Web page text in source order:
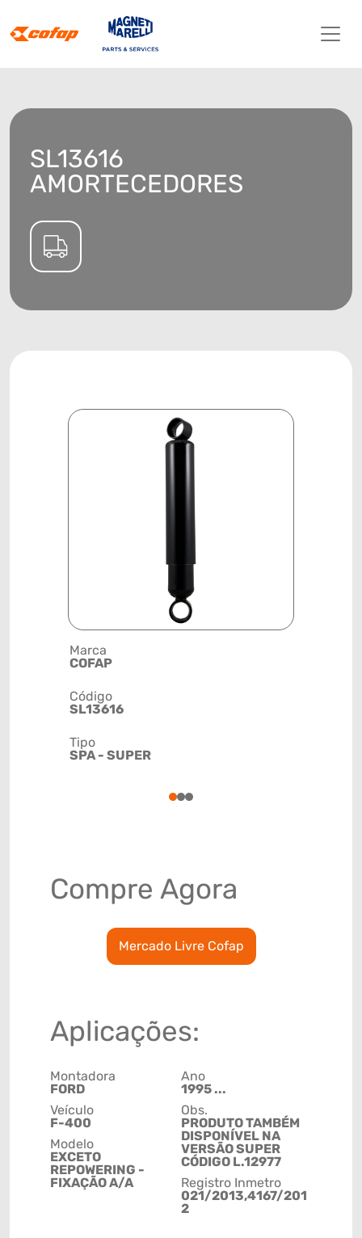
SL13616
AMORTECEDORES
Marca
COFAP
Código
SL13616
Tipo
SPA - SUPER
123
Compre Agora
Mercado Livre Cofap
Aplicações:
Montadora
FORD
Veículo
F-400
Modelo
EXCETO
REPOWERING -
FIXAÇÃO A/A
Ano
1995 ...
Obs.
PRODUTO TAMBÉM
DISPONÍVEL NA
VERSÃO SUPER
CÓDIGO L.12977
Registro Inmetro
021/2013,4167/201
2